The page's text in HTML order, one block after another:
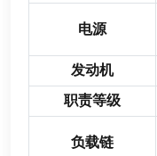
电源
发动机
职责等级
负载链